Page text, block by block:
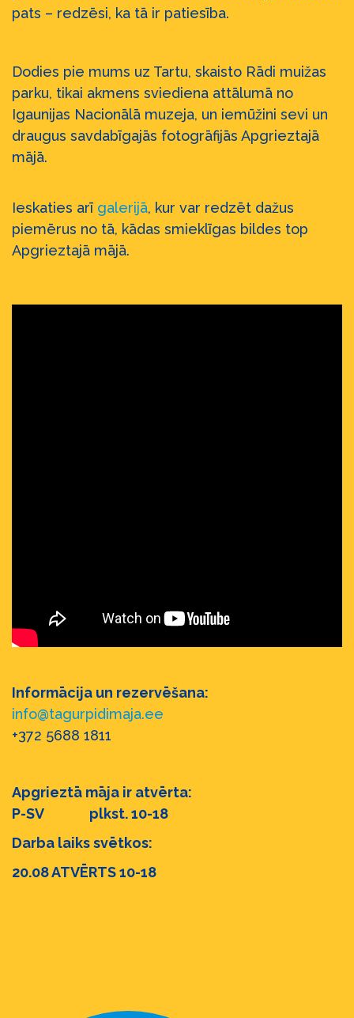
pats – redzēsi, ka tā ir patiesība.
Dodies pie mums uz Tartu, skaisto Rādi muižas
parku, tikai akmens sviediena attālumā no
Igaunijas Nacionālā muzeja, un iemūžini sevi un
draugus savdabīgajās fotogrāfijās Apgrieztajā
mājā.
Ieskaties arī galerijā, kur var redzēt dažus
piemērus no tā, kādas smieklīgas bildes top
Apgrieztajā mājā.
Informācija un rezervēšana:
info@tagurpidimaja.ee
+372 5688 1811
Apgrieztā māja ir atvērta:
P-SV plkst. 10-18
Darba laiks svētkos:
20.08 ATVĒRTS 10-18